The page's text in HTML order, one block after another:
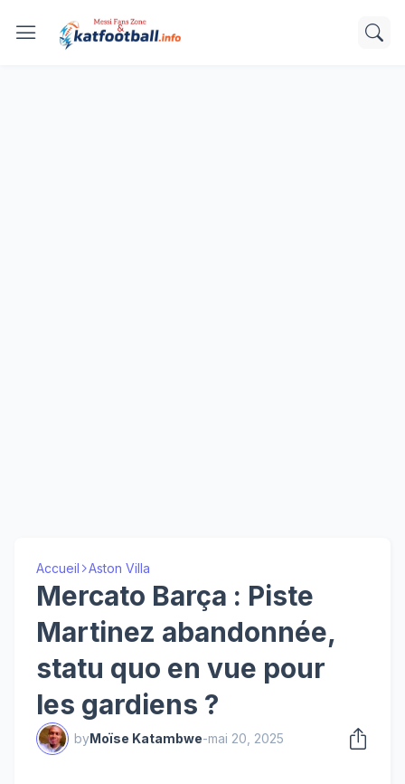
Accueil Aston Villa
Mercato Barça : Piste
Martinez abandonnée,
statu quo en vue pour
les gardiens ?
byMoïse Katambwe-mai 20, 2025